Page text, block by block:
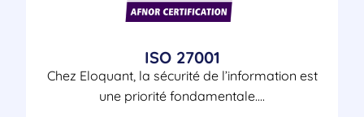
ISO 27001
Chez Eloquant, la sécurité de l’information est
une priorité fondamentale....